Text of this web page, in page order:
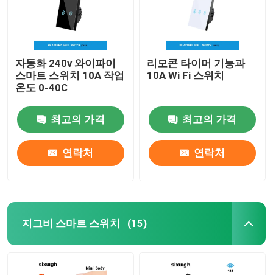
자동화 240v 와이파이
스마트 스위치 10A 작업
온도 0-40C
최고의 가격
연락처
리모콘 타이머 기능과
10A Wi Fi 스위치
최고의 가격
연락처
지그비 스마트 스위치 (15)